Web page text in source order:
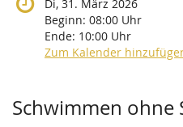
Di, 31. März 2026
Beginn: 08:00 Uhr
Ende: 10:00 Uhr
Zum Kalender
Produkte
Schwimmen ohne